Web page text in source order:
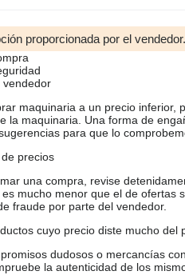
proporcionada por el
vendedor
maquinaria a un precio inferior,
la maquinaria. Una forma de
para que lo
precios
una compra, revise
mucho menor que el de ofertas
fraude por parte del vendedor.
cuyo precio diste mucho del
dudosos o mercancías
la autenticidad de los